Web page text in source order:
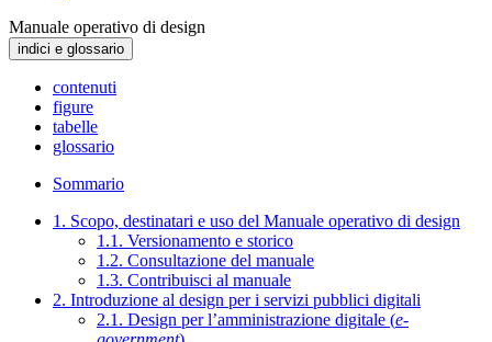
Manuale operativo di design
indici e glossario
contenuti
figure
tabelle
glossario
Sommario
1. Scopo, destinatari e uso del Manuale operativo di design
1.1. Versionamento e storico
1.2. Consultazione del manuale
1.3. Contribuisci al manuale
2. Introduzione al design per i servizi pubblici digitali
2.1. Design per l’amministrazione digitale (e-